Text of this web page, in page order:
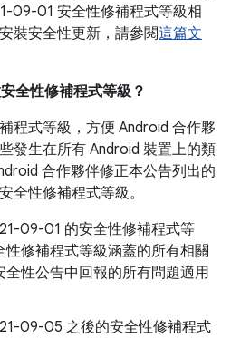
09-01 安全性修補程式等級相
裝安全性更新，請參閱這篇文
全性修補程式等級？
程式等級，方便 Android 合作夥
發生在所有 Android 裝置上的類
合作夥伴修正本公告列出的
全性修補程式等級。
09-01 的安全性修補程式等
修補程式等級涵蓋的所有相關
全性公告中回報的所有問題適用
09-05 之後的安全性修補程式